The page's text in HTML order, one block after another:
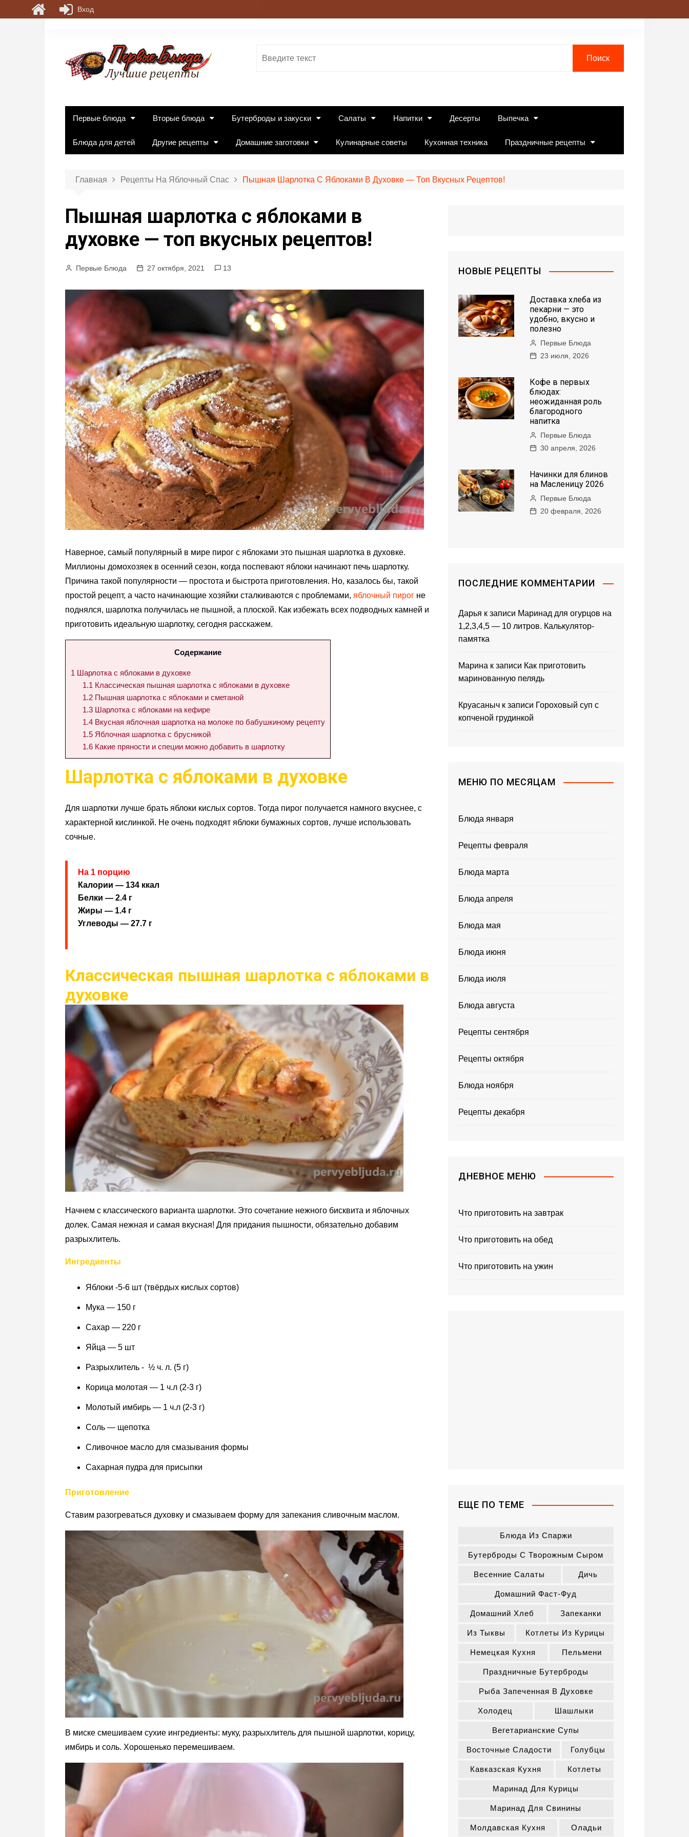
Первые блюда Вторые блюда Бутерброды и закуски Салаты Напитки Десерты Выпечка
Блюда для детей Другие рецепты Домашние заготовки Кулинарные советы Кухонная техника Праздничные рецепты
Главная Рецепты На Яблочный Спас Пышная Шарлотка С Яблоками В Духовке — Топ Вкусных Рецептов!
Пышная шарлотка с яблоками в
духовке — топ вкусных рецептов!
Первые Блюда 27 октября, 2021 13
Наверное, самый популярный в мире пирог с яблоками это пышная шарлотка в духовке.
Миллионы домохозяек в осенний сезон, когда поспевают яблоки начинают печь шарлотку.
Причина такой популярности — простота и быстрота приготовления. Но, казалось бы, такой
простой рецепт, а часто начинающие хозяйки сталкиваются с проблемами, яблочный пирог не
поднялся, шарлотка получилась не пышной, а плоской. Как избежать всех подводных камней и
приготовить идеальную шарлотку, сегодня расскажем.
Содержание
1 Шарлотка с яблоками в духовке
1.1 Классическая пышная шарлотка с яблоками в духовке
1.2Пышная шарлотка с яблоками и сметаной
1.3Шарлотка с яблоками на кефире
1.4Вкусная яблочная шарлотка на молоке по бабушкиному рецепту
1.5Яблочная шарлотка с брусникой
1.6Какие пряности и специи можно добавить в шарлотку
Шарлотка с яблоками в духовке
Для шарлотки лучше брать яблоки кислых сортов. Тогда пирог получается намного вкуснее, с
характерной кислинкой. Не очень подходят яблоки бумажных сортов, лучше использовать
сочные.
На 1 порцию
Калории — 134 ккал
Белки — 2.4 г
Жиры — 1.4 г
Углеводы — 27.7 г
Классическая пышная шарлотка с яблоками в
духовке
Начнем с классического варианта шарлотки. Это сочетание нежного бисквита и яблочных
долек. Самая нежная и самая вкусная! Для придания пышности, обязательно добавим
разрыхлитель.
Ингредиенты
Яблоки -5-6 шт (твёрдых кислых сортов)
Мука — 150 г
Сахар — 220 г
Яйца — 5 шт
Разрыхлитель - ½ ч. л. (5 г)
Корица молотая — 1 ч.л (2-3 г)
Молотый имбирь — 1 ч.л (2-3 г)
Соль — щепотка
Сливочное масло для смазывания формы
Сахарная пудра для присыпки
Приготовление
Ставим разогреваться духовку и смазываем форму для запекания сливочным маслом.
В миске смешиваем сухие ингредиенты: муку, разрыхлитель для пышной шарлотки, корицу,
имбирь и соль. Хорошенько перемешиваем.
НОВЫЕ РЕЦЕПТЫ
Доставка хлеба из
пекарни — это
удобно, вкусно и
полезно
Первые Блюда
23 июля, 2026
Кофе в первых
блюдах:
неожиданная роль
благородного
напитка
Первые Блюда
30 апреля, 2026
Начинки для блинов
на Масленицу 2026
Первые Блюда
20 февраля, 2026
ПОСЛЕДНИЕ КОММЕНТАРИИ
Дарья к записи Маринад для огурцов на
1,2,3,4,5 — 10 литров. Калькулятор-
памятка
Марина к записи Как приготовить
маринованную пелядь
Круасанычк записи Гороховый суп с
копченой грудинкой
МЕНЮ ПО МЕСЯЦАМ
Блюда января
Рецепты февраля
Блюда марта
Блюда апреля
Блюда мая
Блюда июня
Блюда июля
Блюда августа
Рецепты сентября
Рецепты октября
Блюда ноября
Рецепты декабря
ДНЕВНОЕ МЕНЮ
Что приготовить на завтрак
Что приготовить на обед
Что приготовить на ужин
ЕЩЕ ПО ТЕМЕ
Блюда Из Спаржи
Бутерброды С Творожным Сыром
Весенние Салаты Дичь
Домашний Фаст-Фуд
Домашний Хлеб Запеканки
Из Тыквы Котлеты Из Курицы
Немецкая Кухня Пельмени
Праздничные Бутерброды
Рыба Запеченная В Духовке
Холодец Шашлыки
Вегетарианские Супы
Восточные Сладости Голубцы
Кавказская Кухня Котлеты
Маринад Для Курицы
Маринад Для Свинины
Молдавская Кухня Оладьи
Вход